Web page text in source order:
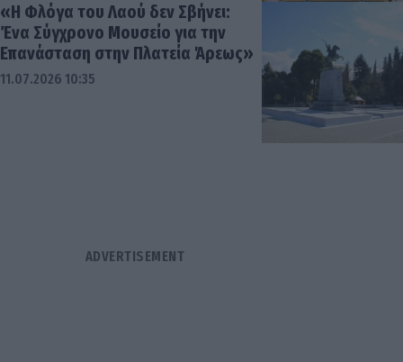
«Η Φλόγα του Λαού δεν Σβήνει:
Ένα Σύγχρονο Μουσείο για την
Επανάσταση στην Πλατεία Άρεως»
11.07.2026 10:35